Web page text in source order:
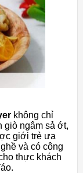
không chỉ
giò ngâm sả ớt,
giới trẻ ưa
và có công
thực khách